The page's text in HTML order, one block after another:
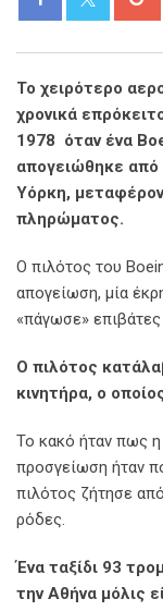
Το χειρότερο
χρονικά
1978 όταν ένα
απογειώθηκε από
Υόρκη,
πληρώματος.
Ο πιλότος του
απογείωση, μία
«πάγωσε»
Ο πιλότος
κινητήρα, ο
Το κακό ήταν πως η
προσγείωση ήταν
πιλότος ζήτησε
ρόδες.
Ένα ταξίδι 93
την Αθήνα μόλις